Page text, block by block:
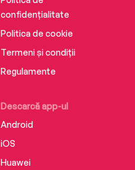
Descarcă app-ul
Android
iOS
Huawei
confidențialitate
Politica de cookie
Termeni și condiții
Regulamente